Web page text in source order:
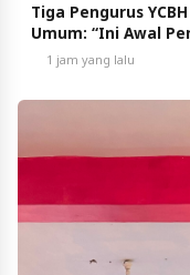
Tiga Pengurus
Umum: “Ini Awal
1 jam yang lalu